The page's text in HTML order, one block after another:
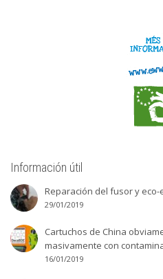
Información útil
Reparación del fusor y eco-
29/01/2019
Cartuchos de China
masivamente con
16/01/2019